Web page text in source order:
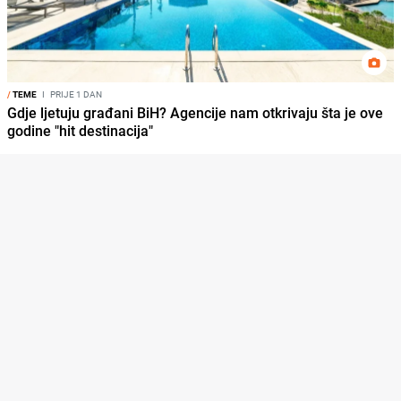
/TEME I PRIJE 1 DAN
Gdje ljetuju građani BiH? Agencije nam otkrivaju šta je ove
godine "hit destinacija"